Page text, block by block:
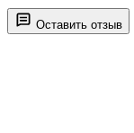
Оставить отзыв